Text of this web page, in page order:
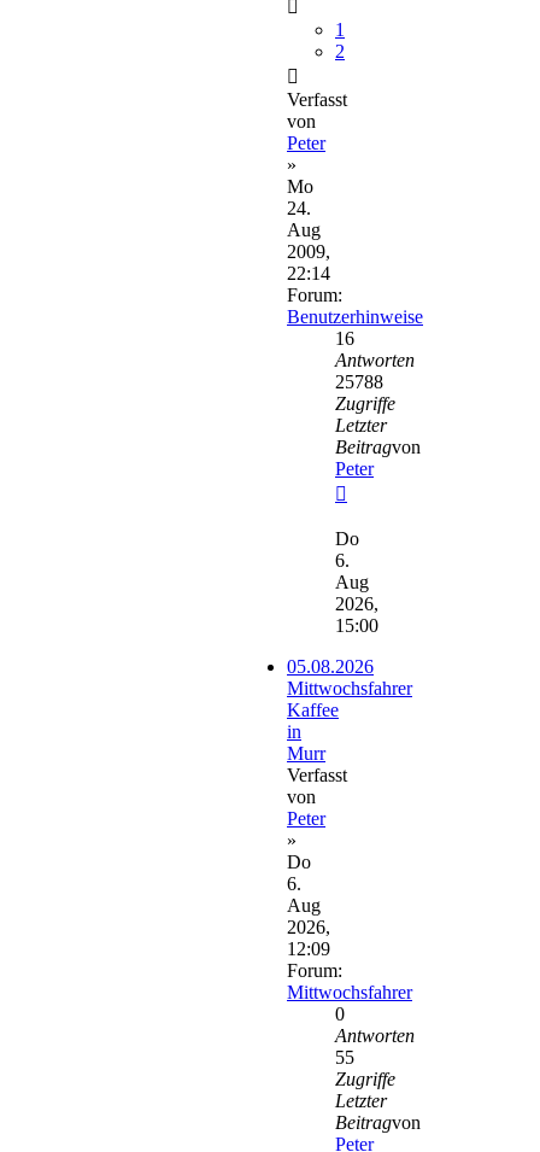
1
2
Verfasst
von
Peter
»
Mo
24.
Aug
2009,
22:14
Forum:
Benutzerhinweise
16
Antworten
25788
Zugriffe
Letzter
Beitragvon
Peter
Beitrag
Do
6.
Aug
2026,
15:00
05.08.2026
Mittwochsfahrer
Kaffee
in
Murr
Verfasst
von
Peter
»
Do
6.
Aug
2026,
12:09
Forum:
Mittwochsfahrer
0
Antworten
55
Zugriffe
Letzter
Beitragvon
Peter